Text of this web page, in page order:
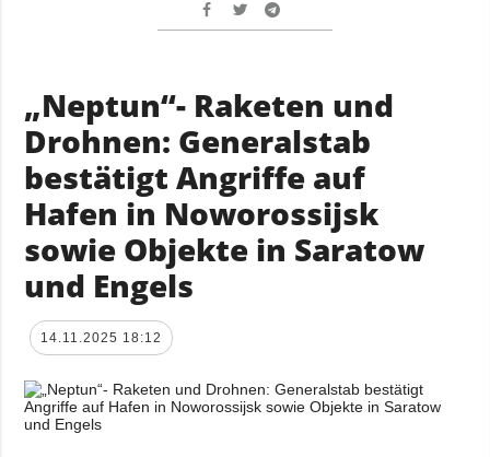
„Neptun“- Raketen und
Drohnen: Generalstab
bestätigt Angriffe auf
Hafen in Noworossijsk
sowie Objekte in Saratow
und Engels
14.11.2025 18:12